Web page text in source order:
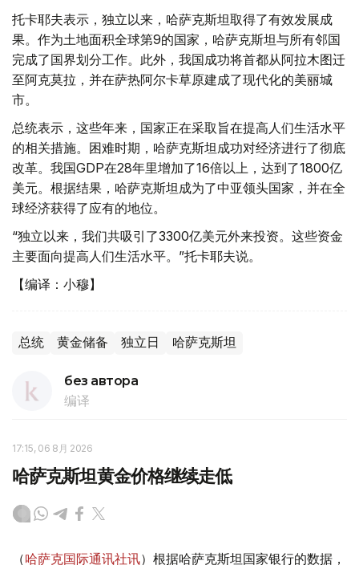
托卡耶夫表示，独立以来，哈萨克斯坦取得了有效发展成
果。作为土地面积全球第9的国家，哈萨克斯坦与所有邻国
完成了国界划分工作。此外，我国成功将首都从阿拉木图迁
至阿克莫拉，并在萨热阿尔卡草原建成了现代化的美丽城
市。
总统表示，这些年来，国家正在采取旨在提高人们生活水平
的相关措施。困难时期，哈萨克斯坦成功对经济进行了彻底
改革。我国GDP在28年里增加了16倍以上，达到了1800亿
美元。根据结果，哈萨克斯坦成为了中亚领头国家，并在全
球经济获得了应有的地位。
“独立以来，我们共吸引了3300亿美元外来投资。这些资金
主要面向提高人们生活水平。”托卡耶夫说。
【编译：小穆】
总统 黄金储备 独立日 哈萨克斯坦
без автора
编译
17:15, 06 8月 2026
哈萨克斯坦黄金价格继续走低
（哈萨克国际通讯社讯）根据哈萨克斯坦国家银行的数据，